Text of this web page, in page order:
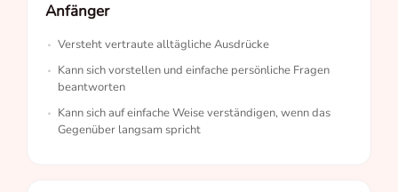
Anfänger
Versteht vertraute alltägliche Ausdrücke
Kann sich vorstellen und einfache persönliche Fragen
beantworten
Kann sich auf einfache Weise verständigen, wenn das
Gegenüber langsam spricht